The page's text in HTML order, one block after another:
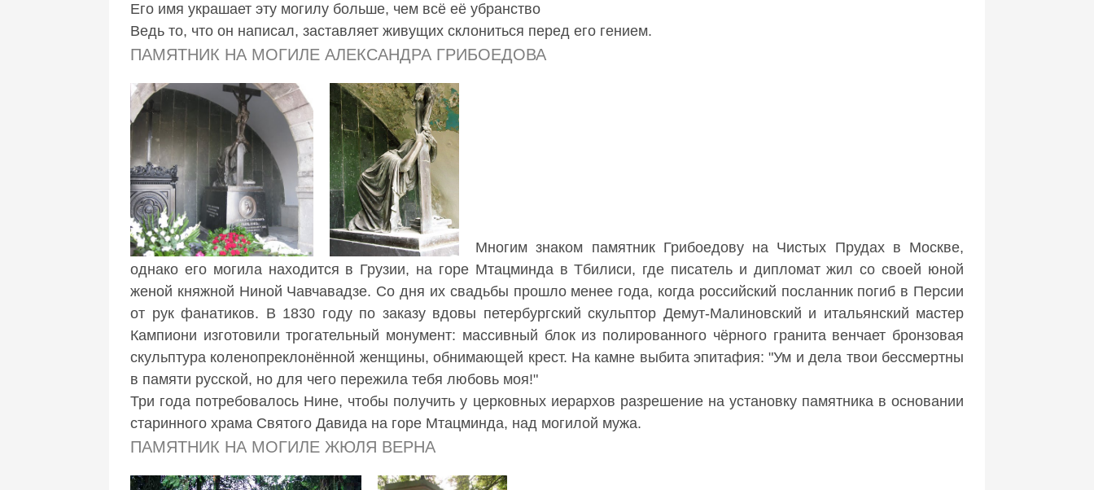
Его имя украшает эту могилу больше, чем всё её убранство
Ведь то, что он написал, заставляет живущих склониться перед его гением.
ПАМЯТНИК НА МОГИЛЕ АЛЕКСАНДРА ГРИБОЕДОВА
Многим знаком памятник Грибоедову на Чистых Прудах в Москве,
однако его могила находится в Грузии, на горе Мтацминда в Тбилиси, где писатель и дипломат жил со своей юной
женой княжной Ниной Чавчавадзе. Со дня их свадьбы прошло менее года, когда российский посланник погиб в Персии
от рук фанатиков. В 1830 году по заказу вдовы петербургский скульптор Демут-Малиновский и итальянский мастер
Кампиони изготовили трогательный монумент: массивный блок из полированного чёрного гранита венчает бронзовая
скульптура коленопреклонённой женщины, обнимающей крест. На камне выбита эпитафия: "Ум и дела твои бессмертны
в памяти русской, но для чего пережила тебя любовь моя!"
Три года потребовалось Нине, чтобы получить у церковных иерархов разрешение на установку памятника в основании
старинного храма Святого Давида на горе Мтацминда, над могилой мужа.
ПАМЯТНИК НА МОГИЛЕ ЖЮЛЯ ВЕРНА